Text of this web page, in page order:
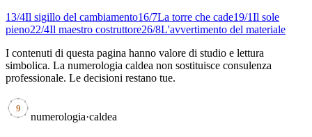
13/4Il sigillo del cambiamento16/7La torre che cade19/1Il sole
pieno22/4Il maestro costruttore26/8L'avvertimento del materiale
I contenuti di questa pagina hanno valore di studio e lettura
simbolica. La numerologia caldea non sostituisce consulenza
professionale. Le decisioni restano tue.
9
1
2
3
4
5
6
7
8
numerologia·caldea